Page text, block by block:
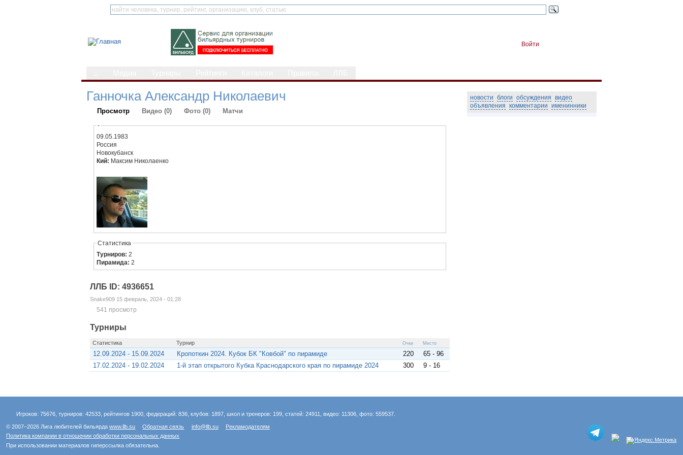
Войти
Ганночка Александр Николаевич
Просмотр Видео (0) Фото (0) Матчи
-
09.05.1983
Россия
Новокубанск
Кий: Максим Николаенко
Статистика
Турниров:2
Пирамида:2
ЛЛБ ID: 4936651
Snake909 15 февраль, 2024 - 01:28
541 просмотр
Турниры
Статистика Турнир Очки Место
12.09.2024 - 15.09.2024 Кропоткин 2024. Кубок БК "Ковбой" по пирамиде 220
65 - 96
17.02.2024 - 19.02.2024
1-й этап открытого Кубка Краснодарского края по пирамиде 2024 300 9 - 16
новости блоги обсуждения видео
объявления комментарии именинники
Игроков: 75676, турниров: 42533, рейтингов 1900, федераций: 836, клубов: 1897, школ и тренеров: 199, статей: 24911, видео: 11306, фото: 559537.
© 2007–2026 Лига любителей бильярдаwww.llb.su Обратная связь info@llb.su
Рекламодателям
Политика компании в отношении обработки персональных данных
При использовании материалов гиперссылка обязательна.